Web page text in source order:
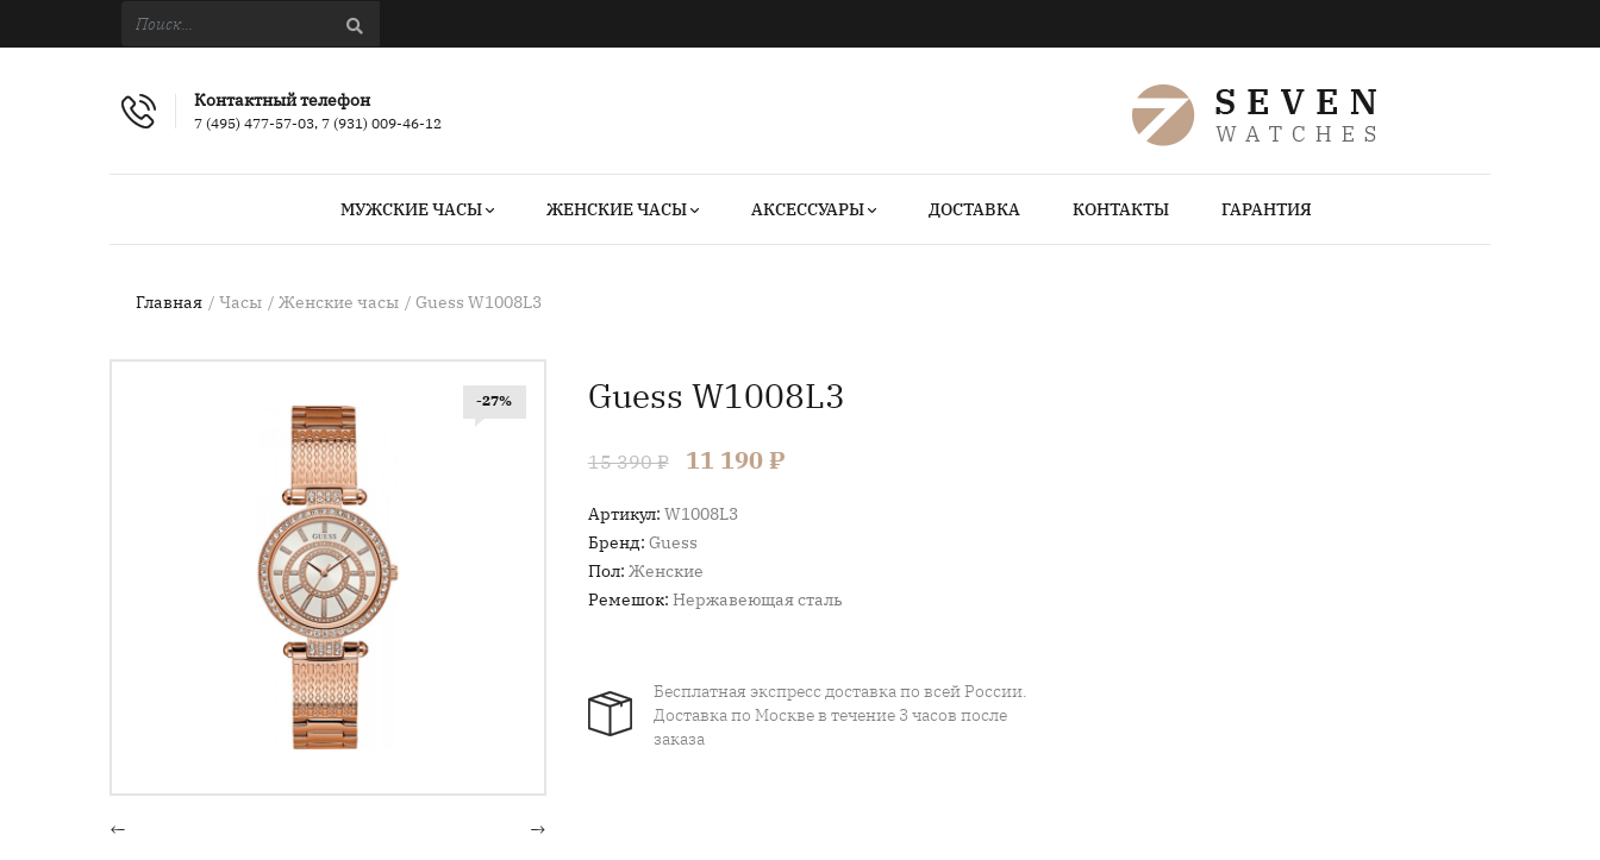
7 (495) 477-57-03, 7 (931) 009-46-12
Контактный телефон
МУЖСКИЕ ЧАСЫ ЖЕНСКИЕ ЧАСЫ АКСЕССУАРЫ ДОСТАВКА КОНТАКТЫ ГАРАНТИЯ
Главная Часы Женские часы Guess W1008L3
-27%
← →
Guess W1008L3
15 390 ₽ 11 190 ₽
Артикул: W1008L3
Бренд: Guess
Пол: Женские
Ремешок: Нержавеющая сталь
Бесплатная экспресс доставка по всей России.
Доставка по Москве в течение 3 часов после
заказа